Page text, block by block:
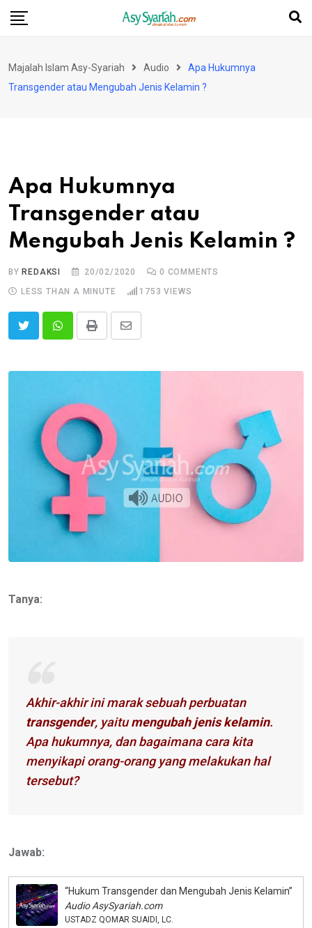
Skip
Majalah Islam Asy-Syariah Audio
Apa Hukumnya
Transgender atau Mengubah Jenis Kelamin ?
Apa Hukumnya
Transgender atau
Mengubah Jenis Kelamin ?
BYREDAKSI 20/02/2020 0 COMMENTS
LESS THAN A MINUTE
1753 VIEWS
Print
Share
Email
Tanya:
Akhir-akhir ini marak sebuah perbuatan
transgender, yaitumengubah jenis kelamin.
Apa hukumnya, dan bagaimana cara kita
menyikapi orang-orang yang melakukan hal
tersebut?
Jawab:
“Hukum Transgender dan Mengubah Jenis Kelamin”
Audio AsySyariah.com
USTADZ QOMAR SUAIDI, LC.